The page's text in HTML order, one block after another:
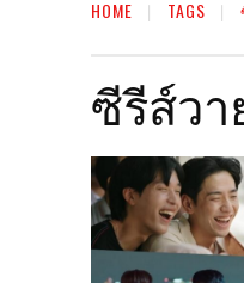
HOME TAGS
ซีรีส์วา